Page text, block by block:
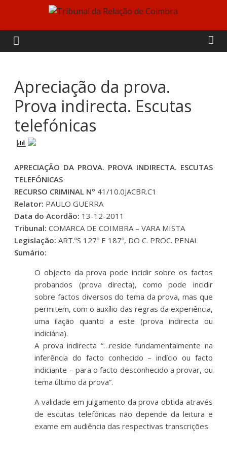
content
Tribunal
da
Relação
de
Coimbra
Apreciação da prova.
Prova indirecta. Escutas
telefónicas
APRECIAÇÃO DA PROVA. PROVA INDIRECTA. ESCUTAS
TELEFÓNICAS
RECURSO CRIMINAL Nº 41/10.0JACBR.C1
Relator: PAULO GUERRA
Data do Acordão: 13-12-2011
Tribunal: COMARCA DE COIMBRA – VARA MISTA
Legislação:ART.ºS 127º E 187º, DO C. PROC. PENAL
Sumário:
O objecto da prova pode incidir sobre os factos
probandos (prova directa), como pode incidir
sobre factos diversos do tema da prova, mas que
permitem, com o auxílio das regras da experiência,
uma ilação quanto a este (prova indirecta ou
indiciária).
A prova indirecta “…reside fundamentalmente na
inferência do facto conhecido – indício ou facto
indiciante – para o facto desconhecido a provar, ou
tema último da prova”.
A validade em julgamento da prova obtida através
de escutas telefónicas não depende da leitura e
exame em audiência das respectivas transcrições